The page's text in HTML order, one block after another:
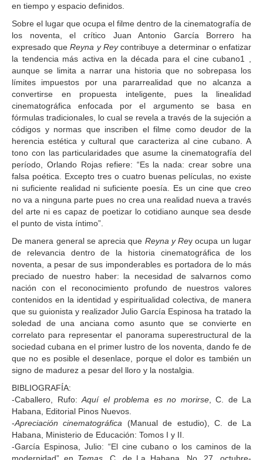
en tiempo y espacio definidos.
Sobre el lugar que ocupa el filme dentro de la cinematografía de
los noventa, el crítico Juan Antonio García Borrero ha
expresado queReyna y Reycontribuye a determinar o enfatizar
la tendencia más activa en la década para el cine cubano1 ,
aunque se limita a narrar una historia que no sobrepasa los
límites impuestos por una pararrealidad que no alcanza a
convertirse en propuesta inteligente, pues la linealidad
cinematográfica enfocada por el argumento se basa en
fórmulas tradicionales, lo cual se revela a través de la sujeción a
códigos y normas que inscriben el filme como deudor de la
herencia estética y cultural que caracteriza al cine cubano. A
tono con las particularidades que asume la cinematografía del
período, Orlando Rojas refiere: “Es la nada: crear sobre una
falsa poética. Excepto tres o cuatro buenas películas, no existe
ni suficiente realidad ni suficiente poesía. Es un cine que creo
no va a ninguna parte pues no crea una realidad nueva a través
del arte ni es capaz de poetizar lo cotidiano aunque sea desde
el punto de vista íntimo”.
De manera general se aprecia que Reyna y Rey ocupa un lugar
de relevancia dentro de la historia cinematográfica de los
noventa, a pesar de sus imponderables es portadora de lo más
preciado de nuestro haber: la necesidad de salvarnos como
nación con el reconocimiento profundo de nuestros valores
contenidos en la identidad y espiritualidad colectiva, de manera
que su guionista y realizador Julio García Espinosa ha tratado la
soledad de una anciana como asunto que se convierte en
correlato para representar el panorama superestructural de la
sociedad cubana en el primer lustro de los noventa, dando fe de
que no es posible el desenlace, porque el dolor es también un
signo de madurez a pesar del lloro y la nostalgia.
BIBLIOGRAFÍA:
-Caballero, Rufo: Aquí el problema es no morirse, C. de La
Habana, Editorial Pinos Nuevos.
-Apreciación cinematográfica (Manual de estudio), C. de La
Habana, Ministerio de Educación: Tomos I y II.
-García Espinosa, Julio: “El cine cubano o los caminos de la
modernidad” en Temas , C. de La Habana, No. 27, octubre-